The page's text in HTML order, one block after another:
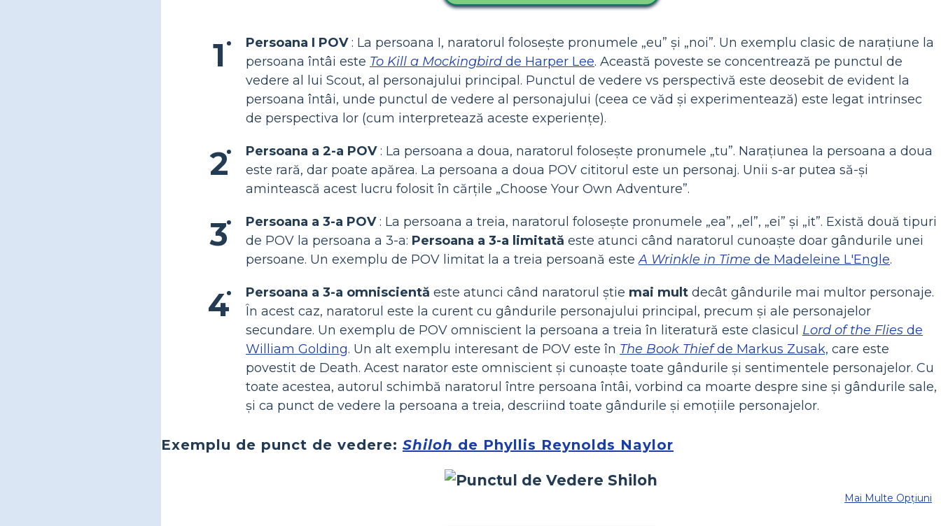
Persoana I POV: La persoana I, naratorul folosește pronumele „eu” și „noi”. Un exemplu clasic de narațiune la
persoana întâi este To Kill a Mockingbird de Harper Lee. Această poveste se concentrează pe punctul de
vedere al lui Scout, al personajului principal. Punctul de vedere vs perspectivă este deosebit de evident la
persoana întâi, unde punctul de vedere al personajului (ceea ce văd și experimentează) este legat intrinsec
de perspectiva lor (cum interpretează aceste experiențe).
Persoana a 2-a POV: La persoana a doua, naratorul folosește pronumele „tu”. Narațiunea la persoana a doua
este rară, dar poate apărea. La persoana a doua POV cititorul este un personaj. Unii s-ar putea să-și
amintească acest lucru folosit în cărțile „Choose Your Own Adventure”.
Persoana a 3-a POV: La persoana a treia, naratorul folosește pronumele „ea”, „el”, „ei” și „it”. Există două tipuri
de POV la persoana a 3-a: Persoana a 3-a limitată este atunci când naratorul cunoaște doar gândurile unei
persoane. Un exemplu de POV limitat la a treia persoană esteA Wrinkle in Time de Madeleine L'Engle.
Persoana a 3-a omniscientă este atunci când naratorul știe mai mult decât gândurile mai multor personaje.
În acest caz, naratorul este la curent cu gândurile personajului principal, precum și ale personajelor
secundare. Un exemplu de POV omniscient la persoana a treia în literatură este clasicul Lord of the Flies de
William Golding. Un alt exemplu interesant de POV este în The Book Thiefde Markus Zusak, care este
povestit de Death. Acest narator este omniscient și cunoaște toate gândurile și sentimentele personajelor. Cu
toate acestea, autorul schimbă naratorul între persoana întâi, vorbind ca moarte despre sine și gândurile sale,
și ca punct de vedere la persoana a treia, descriind toate gândurile și emoțiile personajelor.
Exemplu de punct de vedere: Shiloh de Phyllis Reynolds Naylor
Mai Multe Opțiuni